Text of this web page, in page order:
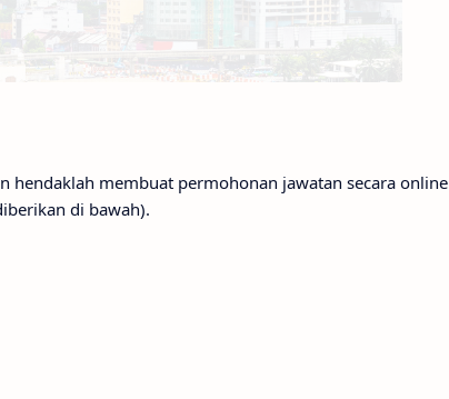
hendaklah membuat permohonan jawatan secara online
di bawah).